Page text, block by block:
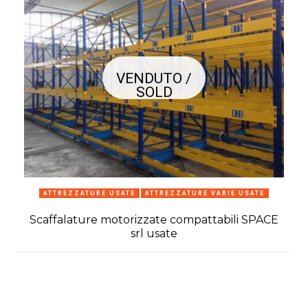
VENDUTO /
SOLD
ATTREZZATURE USATE ATTREZZATURE VARIE USATE
Scaffalature motorizzate compattabili SPACE
srl usate